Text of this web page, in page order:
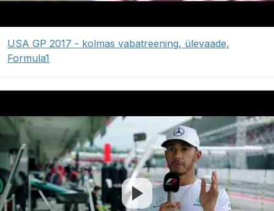
USA GP 2017 - kolmas vabatreening, ülevaade,
Formula1